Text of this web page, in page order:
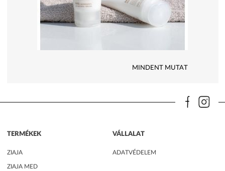
MINDENT MUTAT
TERMÉKEK
ZIAJA
ZIAJA MED
VÁLLALAT
ADATVÉDELEM